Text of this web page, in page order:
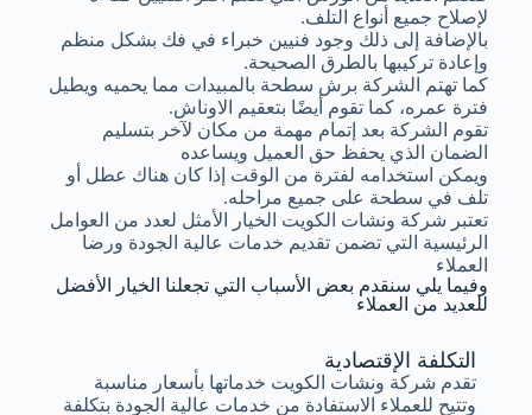
لإصلاح جميع أنواع التلف.
بالإضافة إلى ذلك وجود فنيين خبراء في فك بشكل منظم
وإعادة تركيبها بالطرق الصحيحة.
كما تهتم الشركة برش سطحة بالمبيدات مما يحميه ويطيل
فترة عمره، كما تقوم أيضًا بتعقيم الاوناش.
تقوم الشركة بعد إتمام مهمة من مكان لآخر بتسليم
الضمان الذي يحفظ حق العميل ويساعده
ويمكن استخدامه لفترة من الوقت إذا كان هناك عطل أو
تلف في سطحة على جميع مراحله.
تعتبر شركة ونشات الكويت الخيار الأمثل لعدد من العوامل
الرئيسية التي تضمن تقديم خدمات عالية الجودة ورضا
العملاء
وفيما يلي سنقدم بعض الأسباب التي تجعلنا الخيار الأفضل
للعديد من العملاء
التكلفة الإقتصادية
تقدم شركة ونشات الكويت خدماتها بأسعار مناسبة
وتتيح للعملاء الاستفادة من خدمات عالية الجودة بتكلفة